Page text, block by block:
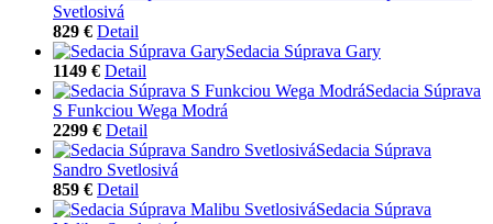
Svetlosivá
829 € Detail
Sedacia Súprava Gary
1149 € Detail
Sedacia Súprava
S Funkciou Wega Modrá
2299 € Detail
Sedacia Súprava
Sandro Svetlosivá
859 € Detail
Sedacia Súprava